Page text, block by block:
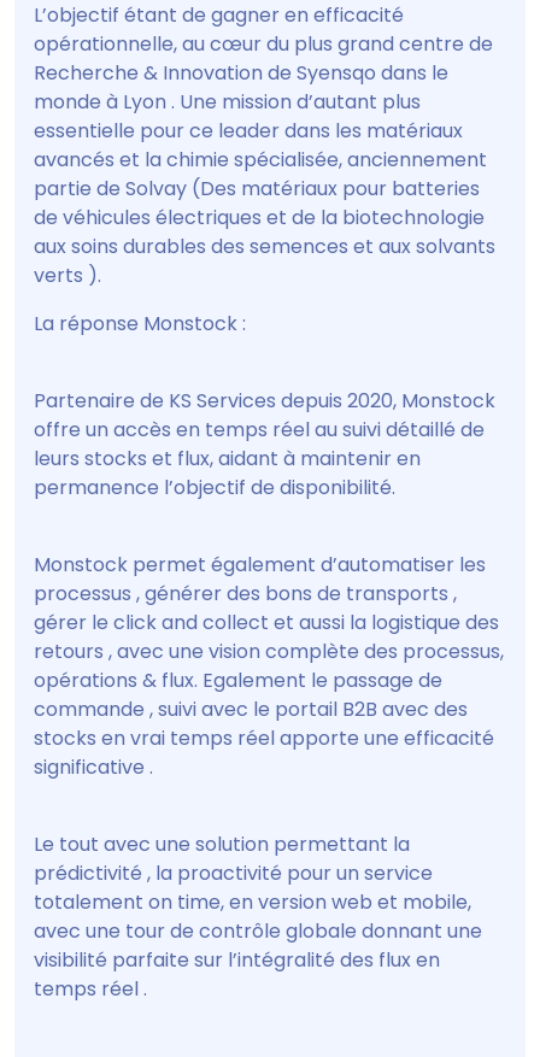
L’objectif étant de gagner en efficacité
opérationnelle, au cœur du plus grand centre de
Recherche & Innovation de Syensqo dans le
monde à Lyon . Une mission d’autant plus
essentielle pour ce leader dans les matériaux
avancés et la chimie spécialisée, anciennement
partie de Solvay (Des matériaux pour batteries
de véhicules électriques et de la biotechnologie
aux soins durables des semences et aux solvants
verts ).
La réponse Monstock :
Partenaire de KS Services depuis 2020, Monstock
offre un accès en temps réel au suivi détaillé de
leurs stocks et flux, aidant à maintenir en
permanence l’objectif de disponibilité.
Monstock permet également d’automatiser les
processus , générer des bons de transports ,
gérer le click and collect et aussi la logistique des
retours , avec une vision complète des processus,
opérations & flux. Egalement le passage de
commande , suivi avec le portail B2B avec des
stocks en vrai temps réel apporte une efficacité
significative .
Le tout avec une solution permettant la
prédictivité , la proactivité pour un service
totalement on time, en version web et mobile,
avec une tour de contrôle globale donnant une
visibilité parfaite sur l’intégralité des flux en
temps réel .